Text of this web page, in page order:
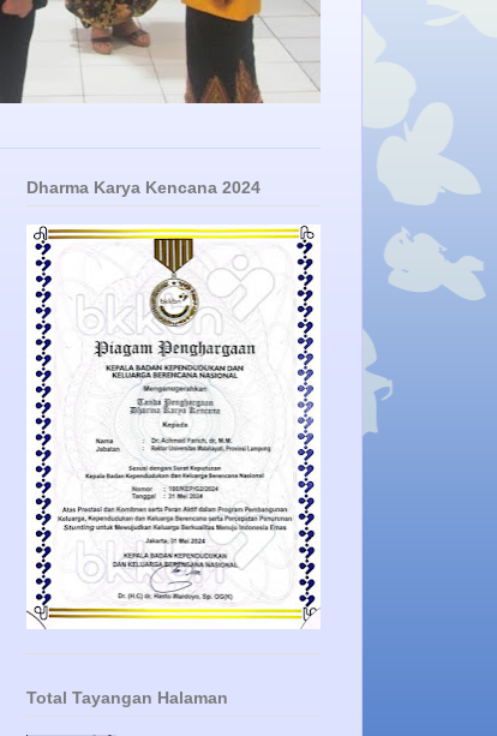
Dharma Karya Kencana 2024
Total Tayangan Halaman